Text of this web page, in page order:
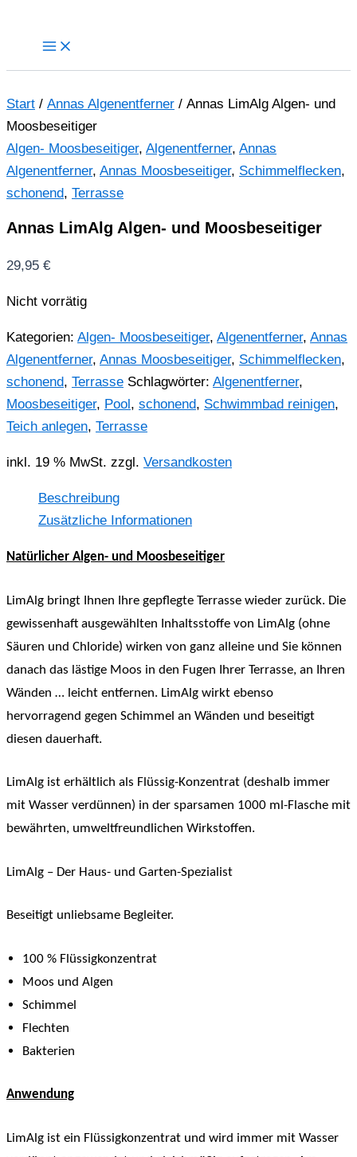
Start / Annas Algenentferner / Annas LimAlg Algen- und
Moosbeseitiger
Algen- Moosbeseitiger, Algenentferner, Annas
Algenentferner, Annas Moosbeseitiger, Schimmelflecken,
schonend, Terrasse
Annas LimAlg Algen- und Moosbeseitiger
29,95 €
Nicht vorrätig
Kategorien: Algen- Moosbeseitiger, Algenentferner, Annas
Algenentferner, Annas Moosbeseitiger, Schimmelflecken,
schonend, Terrasse Schlagwörter: Algenentferner,
Moosbeseitiger, Pool , schonend, Schwimmbad reinigen,
Teich anlegen, Terrasse
inkl. 19 % MwSt. zzgl. Versandkosten
Beschreibung
Zusätzliche Informationen
Natürlicher Algen- und Moosbeseitiger
LimAlg bringt Ihnen Ihre gepflegte Terrasse wieder zurück. Die
gewissenhaft ausgewählten Inhaltsstoffe von LimAlg (ohne
Säuren und Chloride) wirken von ganz alleine und Sie können
danach das lästige Moos in den Fugen Ihrer Terrasse, an Ihren
Wänden … leicht entfernen. LimAlg wirkt ebenso
hervorragend gegen Schimmel an Wänden und beseitigt
diesen dauerhaft.
LimAlg ist erhältlich als Flüssig-Konzentrat (deshalb immer
mit Wasser verdünnen) in der sparsamen 1000 ml-Flasche mit
bewährten, umweltfreundlichen Wirkstoffen.
LimAlg – Der Haus- und Garten-Spezialist
Beseitigt unliebsame Begleiter.
100 % Flüssigkonzentrat
Moos und Algen
Schimmel
Flechten
Bakterien
Anwendung
LimAlg ist ein Flüssigkonzentrat und wird immer mit Wasser